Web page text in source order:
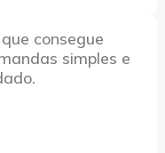
consegue
simples e